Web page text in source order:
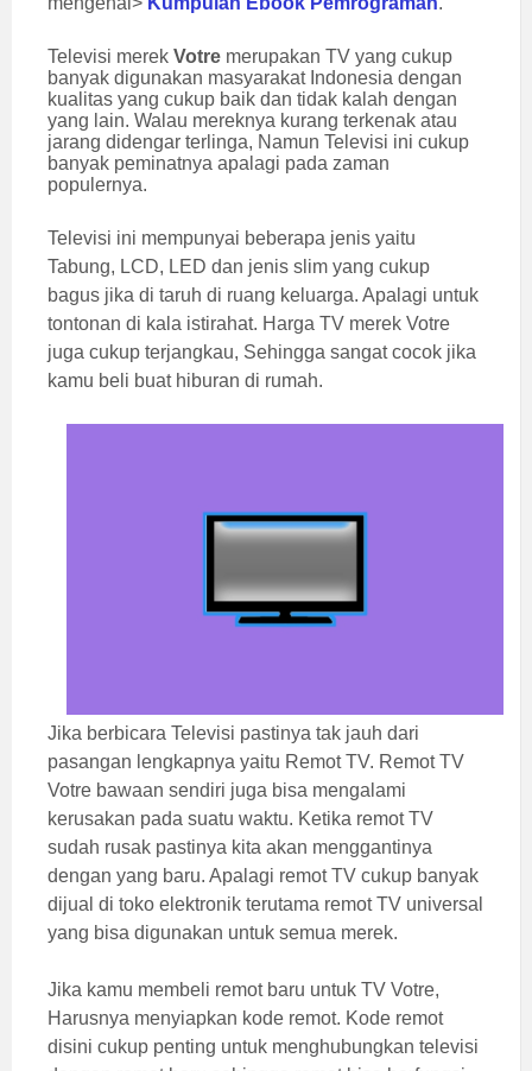
Televisi merek Votre merupakan TV yang cukup
banyak digunakan masyarakat Indonesia dengan
kualitas yang cukup baik dan tidak kalah dengan
yang lain. Walau mereknya kurang terkenak atau
jarang didengar terlinga, Namun Televisi ini cukup
banyak peminatnya apalagi pada zaman
populernya.
Televisi ini mempunyai beberapa jenis yaitu
Tabung, LCD, LED dan jenis slim yang cukup
bagus jika di taruh di ruang keluarga. Apalagi untuk
tontonan di kala istirahat. Harga TV merek Votre
juga cukup terjangkau, Sehingga sangat cocok jika
kamu beli buat hiburan di rumah.
Jika berbicara Televisi pastinya tak jauh dari
pasangan lengkapnya yaitu Remot TV. Remot TV
Votre bawaan sendiri juga bisa mengalami
kerusakan pada suatu waktu. Ketika remot TV
sudah rusak pastinya kita akan menggantinya
dengan yang baru. Apalagi remot TV cukup banyak
dijual di toko elektronik terutama remot TV universal
yang bisa digunakan untuk semua merek.
Jika kamu membeli remot baru untuk TV Votre,
Harusnya menyiapkan kode remot. Kode remot
disini cukup penting untuk menghubungkan televisi